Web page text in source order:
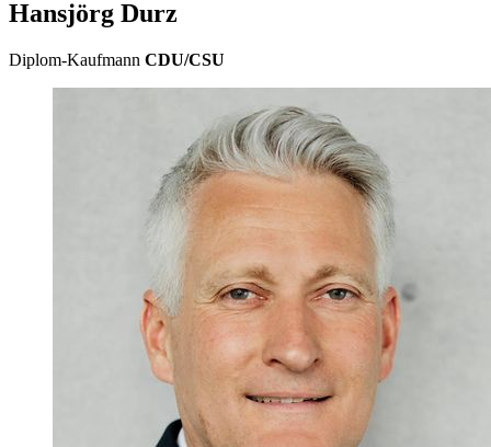
Hansjörg Durz
Diplom-Kaufmann CDU/CSU